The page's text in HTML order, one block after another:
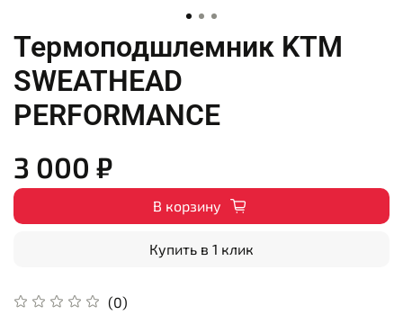
Термоподшлемник KTM
SWEATHEAD
PERFORMANCE
(0)
3 000 ₽
В корзину
Купить в 1 клик